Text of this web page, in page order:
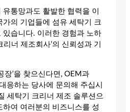
통망과도 활발한 협력을 이
가의 기업들에 섬유 세탁기 크
있습니다. 이러한 경험과 노하
너 제조회사’의 신뢰성과 기
장’을 찾으신다면, OEM과
응하는 당사에 문의해 주십시
세탁기 크리너 제조 솔루션으
하여 여러분의 비즈니스를 성